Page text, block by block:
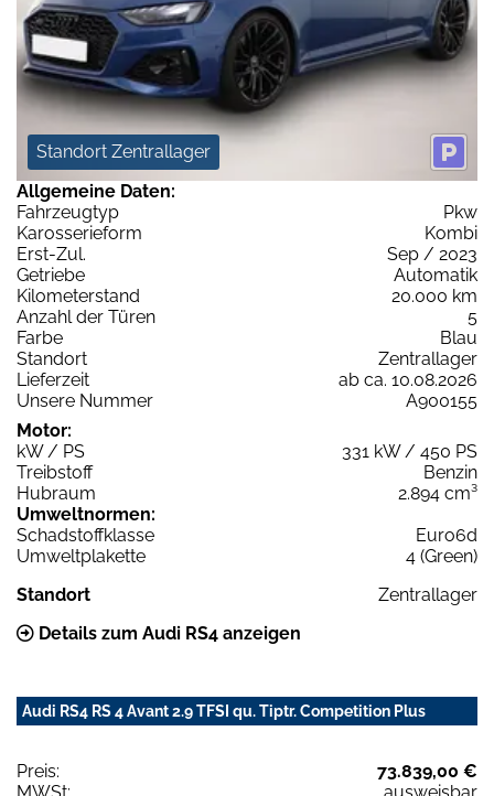
Standort Zentrallager
Allgemeine Daten:
Fahrzeugtyp
Pkw
Karosserieform
Kombi
Erst-Zul.
Sep / 2023
Getriebe
Automatik
Kilometerstand
20.000 km
Anzahl der Türen
5
Farbe
Blau
Standort
Zentrallager
Lieferzeit
ab ca. 10.08.2026
Unsere Nummer
A900155
Motor:
kW / PS
331 kW / 450 PS
Treibstoff
Benzin
Hubraum
2.894 cm³
Umweltnormen:
Schadstoffklasse
Euro6d
Umweltplakette
4 (Green)
Standort
Zentrallager
Details zum Audi RS4 anzeigen
Audi RS4 RS 4 Avant 2.9 TFSI qu. Tiptr. Competition Plus
Preis:
73.839,00 €
MWSt:
ausweisbar